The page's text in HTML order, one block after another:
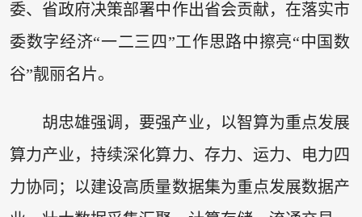
委、省政府决策部署中作出省会贡献，在落实市
委数字经济“一二三四”工作思路中擦亮“中国数
谷”靓丽名片。
胡忠雄强调，要强产业，以智算为重点发展
算力产业，持续深化算力、存力、运力、电力四
力协同；以建设高质量数据集为重点发展数据产